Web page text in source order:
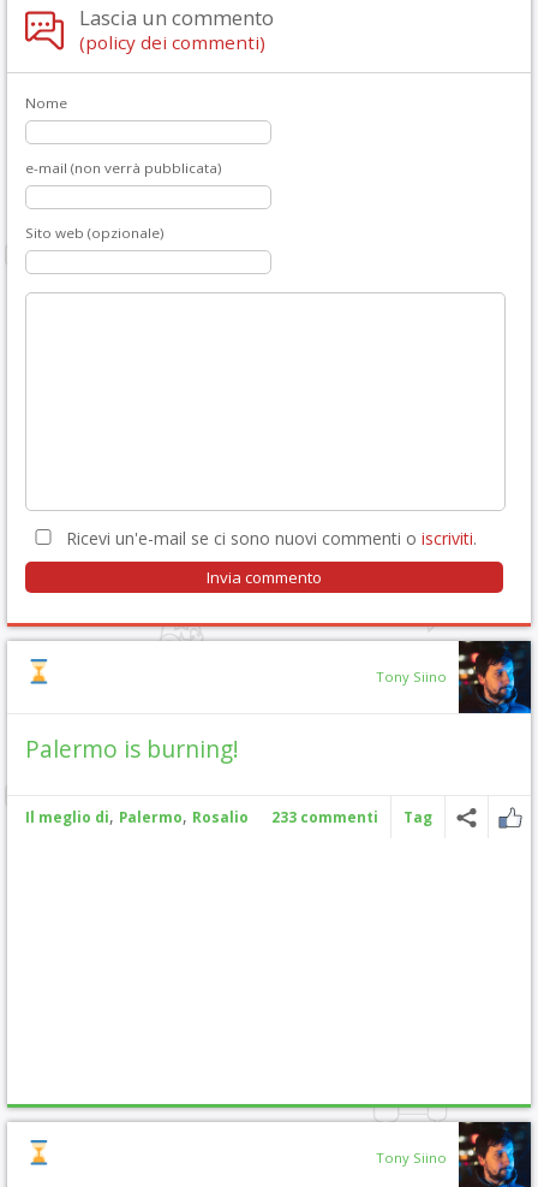
Lascia un commento
(policy dei commenti)
Nome
e-mail (non verrà pubblicata)
Sito web (opzionale)
Ricevi un'e-mail se ci sono nuovi commenti o iscriviti.
Tony Siino
Palermo is burning!
Il meglio di, Palermo, Rosalio 233 commenti Tag
Tony Siino